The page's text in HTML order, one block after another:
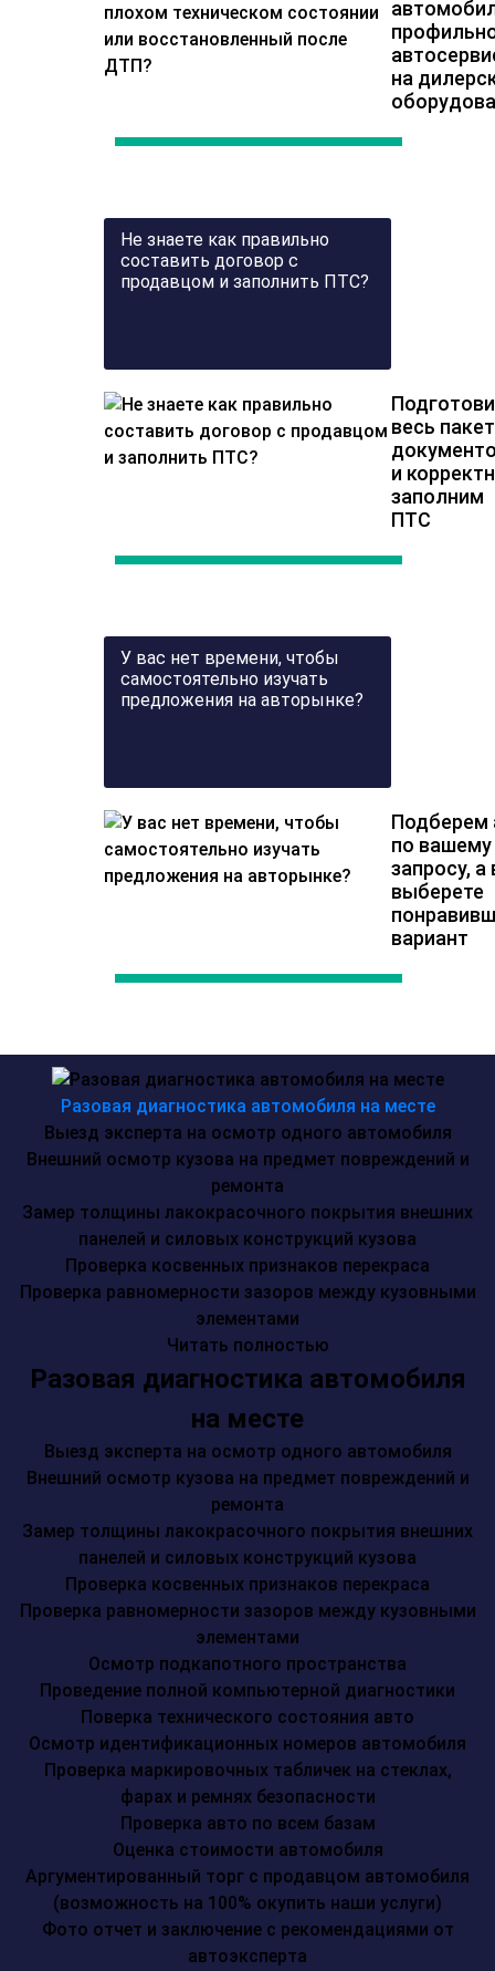
на
Не знаете как правильно
составить договор с
продавцом и заполнить ПТС?
весь пакет
и
заполним
ПТС
У вас нет времени, чтобы
самостоятельно изучать
предложения на авторынке?
Подберем
по вашему
запросу, а
выберете
вариант
Разовая диагностика автомобиля на месте
Выезд эксперта на осмотр одного автомобиля
Внешний осмотр кузова на предмет повреждений и
ремонта
Замер толщины лакокрасочного покрытия внешних
панелей и силовых конструкций кузова
Проверка косвенных признаков перекраса
Проверка равномерности зазоров между кузовными
элементами
Читать полностью
Разовая диагностика автомобиля
на месте
Выезд эксперта на осмотр одного автомобиля
Внешний осмотр кузова на предмет повреждений и
ремонта
Замер толщины лакокрасочного покрытия внешних
панелей и силовых конструкций кузова
Проверка косвенных признаков перекраса
Проверка равномерности зазоров между кузовными
элементами
Осмотр подкапотного пространства
Проведение полной компьютерной диагностики
Поверка технического состояния авто
Осмотр идентификационных номеров автомобиля
Проверка маркировочных табличек на стеклах,
фарах и ремнях безопасности
Проверка авто по всем базам
Оценка стоимости автомобиля
Аргументированный торг с продавцом автомобиля
(возможность на 100% окупить наши услуги)
Фото отчет и заключение с рекомендациями от
автоэксперта